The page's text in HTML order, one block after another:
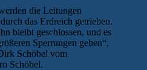
die Leitungen
das Erdreich getrieben.
bleibt geschlossen, und es
Sperrungen geben“,
Schöbel vom
Schöbel.